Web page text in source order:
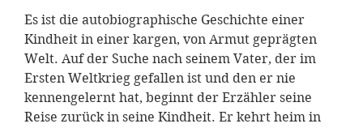
Es ist die autobiographische Geschichte einer
Kindheit in einer kargen, von Armut geprägten
Welt. Auf der Suche nach seinem Vater, der im
Ersten Weltkrieg gefallen ist und den er nie
kennengelernt hat, beginnt der Erzähler seine
Reise zurück in seine Kindheit. Er kehrt heim in